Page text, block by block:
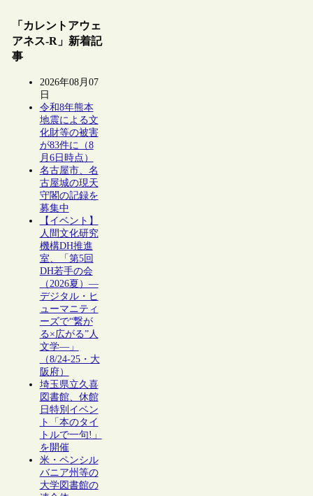
「カレントアウェ
アネス-R」新着記
事
2026年08月07
日
令和8年熊本
地震による文
化財等の被害
が83件に（8
月6日時点）
名古屋市、名
古屋城の現天
守閣の記録を
募集中
【イベント】
人間文化研究
機構DH推進
室、「第5回
DH若手の会
（2026夏）―
デジタル・ヒ
ューマニティ
ーズで“繋が
る×広がる”人
文学―」
（8/24-25・大
阪府）
埼玉県立久喜
図書館、休館
日特別イベン
ト「本のタイ
トルで一句!」
を開催
米・ペンシル
バニア州等の
大学図書館の